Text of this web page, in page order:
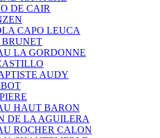
DE CAIR
CAPO LEUCA
BRUNET
LA GORDONNE
AUDY
HAUT BARON
DE LA AGUILERA
ROCHER CALON